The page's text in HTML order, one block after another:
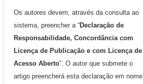
Os autores devem, através da consulta ao
sistema, preencher a “Declaração de
Responsabilidade, Concordância com
Licença de Publicação e com Licença de
Acesso Aberto”. O autor que submete o
artigo preencherá esta declaração em nome